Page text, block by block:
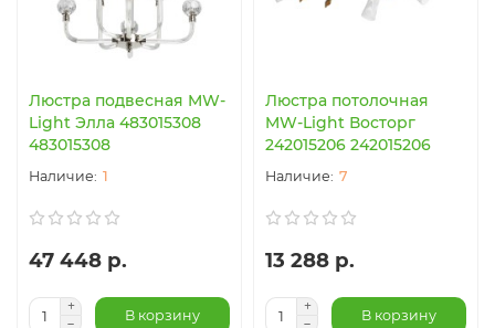
Люстра подвесная MW-
Light Элла 483015308
483015308
1
47 448 р.
В корзину
Люстра потолочная
MW-Light Восторг
242015206 242015206
7
13 288 р.
В корзину